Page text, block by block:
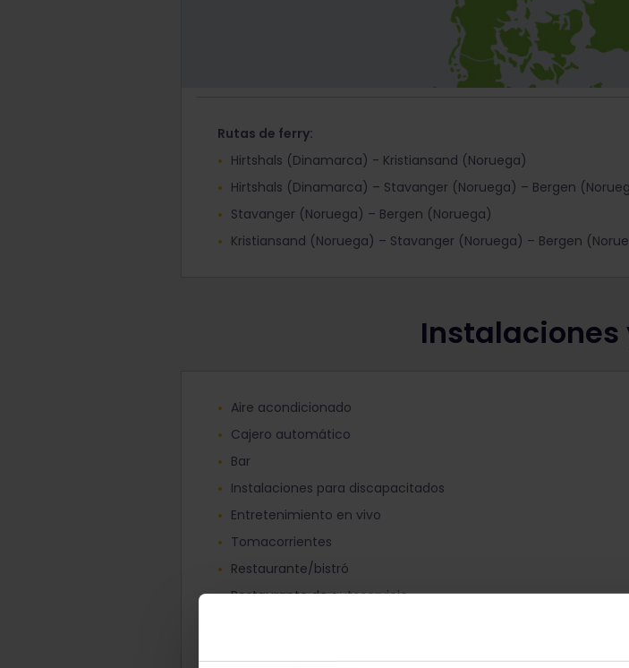
Rutas de ferry:
Hirtshals (Dinamarca) - Kristiansand (Noruega)
Hirtshals (Dinamarca) – Stavanger (Noruega) – Bergen
Stavanger (Noruega) – Bergen (Noruega)
Kristiansand (Noruega) – Stavanger (Noruega) – Bergen
Instalaciones
Aire acondicionado
Cajero automático
Bar
Instalaciones para discapacitados
Entretenimiento en vivo
Tomacorrientes
Restaurante/bistró
Restaurante de autoservicio
Las instalaciones pueden variar según ferry y ruta.